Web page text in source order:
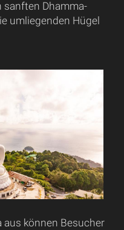
sanften Dhamma-
umliegenden Hügel
können Besucher